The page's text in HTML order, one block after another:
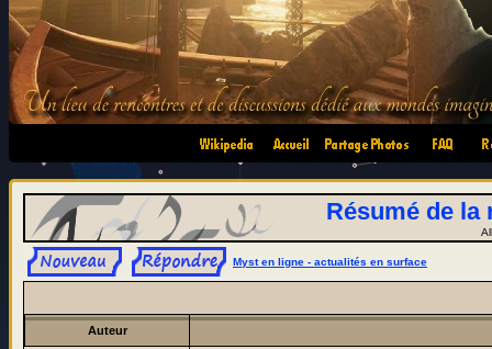
•
Résumé de la
Myst en ligne - actualités en surface
Auteur